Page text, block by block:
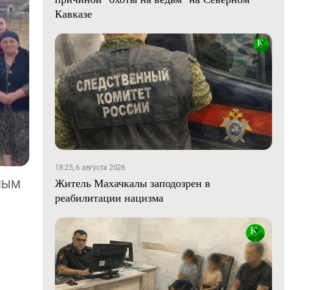
Кавказе
18:25, 6 августа 2026
Житель Махачкалы заподозрен в
реабилитации нацизма